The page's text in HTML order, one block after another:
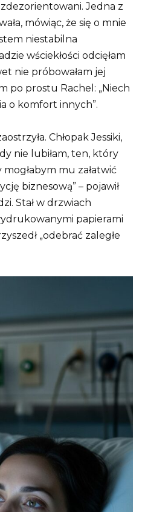
Jedna z
mówiąc, że się o mnie
niestabilna
wściekłości odcięłam
nie próbowałam jej
po prostu Rachel: „Niech
o komfort innych”.
Chłopak Jessiki,
nie lubiłam, ten, który
mogłabym mu załatwić
biznesową” – pojawił
Stał w drzwiach
papierami
„odebrać zaległe